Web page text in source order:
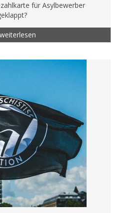
für Asylbewerber